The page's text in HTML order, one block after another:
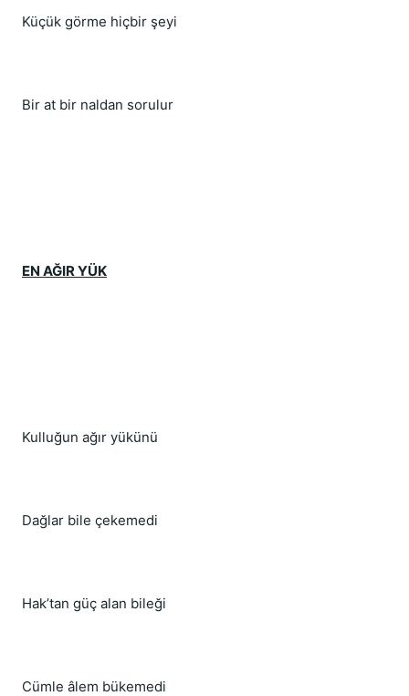
Küçük görme hiçbir şeyi
Bir at bir naldan sorulur
EN AĞIR YÜK
Kulluğun ağır yükünü
Dağlar bile çekemedi
Hak’tan güç alan bileği
Cümle âlem bükemedi